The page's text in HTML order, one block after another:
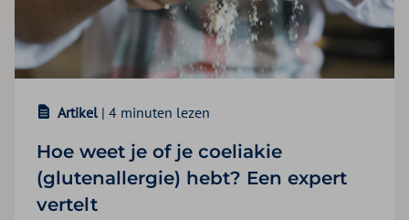
Artikel | 4 minuten lezen
Hoe weet je of je coeliakie​
(glutenallergie) hebt? Een expert
vertelt